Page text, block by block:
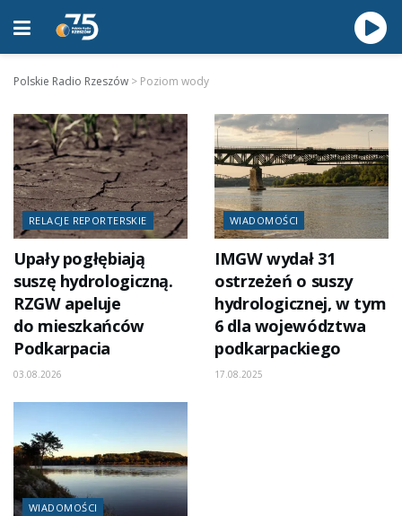
Polskie Radio Rzeszów > Poziom wody
RELACJE REPORTERSKIE
Upały pogłębiają
suszę hydrologiczną.
RZGW apeluje
do mieszkańców
Podkarpacia
03.08.2026
WIADOMOŚCI
IMGW wydał 31
ostrzeżeń o suszy
hydrologicznej, w tym
6 dla województwa
podkarpackiego
17.08.2025
WIADOMOŚCI